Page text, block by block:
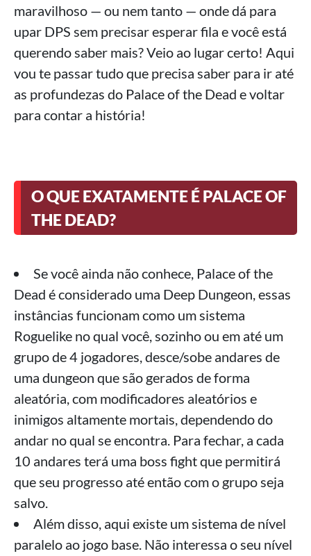
Andar 111-120
Andar 121-130
Andar 131-140
Andar 141-150
Andar 151-160
Andar 161-170
Andar 171-180
Andar 181-190
>Conclusão
maravilhoso — ou nem tanto — onde dá para
upar DPS sem precisar esperar fila e você está
querendo saber mais? Veio ao lugar certo! Aqui
vou te passar tudo que precisa saber para ir até
as profundezas do Palace of the Dead e voltar
para contar a história!
O QUE EXATAMENTE É PALACE OF
THE DEAD?
Se você ainda não conhece, Palace of the
Dead é considerado uma Deep Dungeon, essas
instâncias funcionam como um sistema
Roguelike no qual você, sozinho ou em até um
grupo de 4 jogadores, desce/sobe andares de
uma dungeon que são gerados de forma
aleatória, com modificadores aleatórios e
inimigos altamente mortais, dependendo do
andar no qual se encontra. Para fechar, a cada
10 andares terá uma boss fight que permitirá
que seu progresso até então com o grupo seja
salvo.
Além disso, aqui existe um sistema de nível
paralelo ao jogo base. Não interessa o seu nível